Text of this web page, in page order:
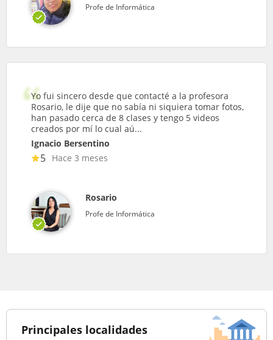
Profe de Informática
Yo fui sincero desde que contacté a la profesora
Rosario, le dije que no sabía ni siquiera tomar fotos,
han pasado cerca de 8 clases y tengo 5 videos
creados por mí lo cual aú...
Ignacio Bersentino
5 Hace 3 meses
Rosario
Profe de Informática
Principales localidades